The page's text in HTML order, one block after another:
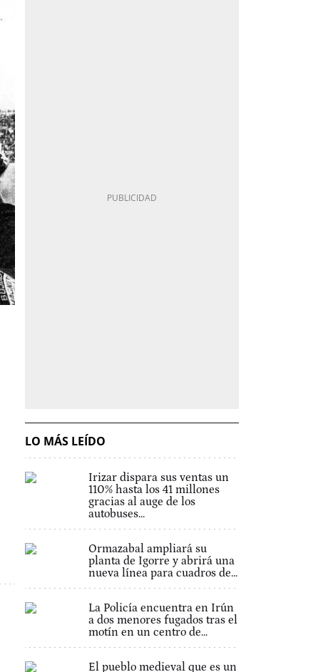
LO MÁS LEÍDO
Irizar dispara sus ventas un
110% hasta los 41 millones
gracias al auge de los
autobuses...
Ormazabal ampliará su
planta de Igorre y abrirá una
nueva línea para cuadros de...
La Policía encuentra en Irún
a dos menores fugados tras el
motín en un centro de...
El pueblo medieval que es un